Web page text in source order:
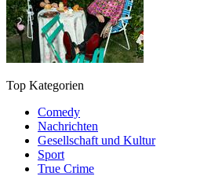
Top Kategorien
Comedy
Nachrichten
Gesellschaft und Kultur
Sport
True Crime